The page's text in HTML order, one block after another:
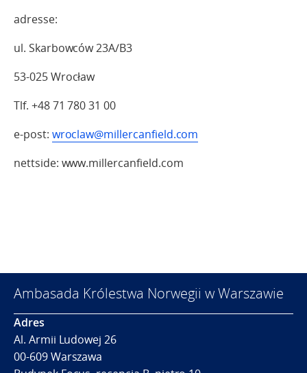
adresse:
ul. Skarbowców 23A/B3
53-025 Wrocław
Tlf. +48 71 780 31 00
e-post: wroclaw@millercanfield.com
nettside: www.millercanfield.com
Ambasada Królestwa Norwegii w Warszawie
Adres
Al. Armii Ludowej 26
00-609 Warszawa